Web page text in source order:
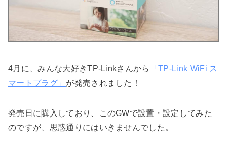
4月に、みんな大好きTP-Linkさんから
「TP-Link WiFi ス
マートプラグ」 が発売されました！
発売日に購入しており、このGWで設置・設定してみた
のですが、思惑通りにはいきませんでした。